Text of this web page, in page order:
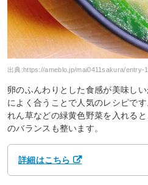
出典: https://ameblo.jp/mai0411sakura/entry-
卵のふんわりとした食感が美味し
によく合うことで人気のレシピで
れん草などの緑黄色野菜を入れる
のバランスも整います。
詳細はこちら